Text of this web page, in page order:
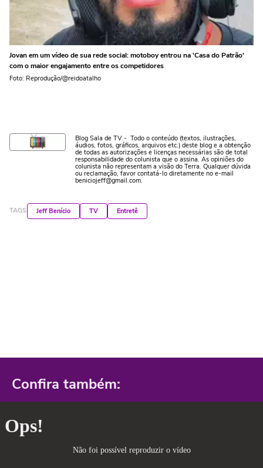
Jovan em um vídeo de sua rede social: motoboy entrou na 'Casa do Patrão'
com o maior engajamento entre os competidores
Foto: Reprodução/@reidoatalho
Blog Sala de TV - Todo o conteúdo (textos, ilustrações,
áudios, fotos, gráficos, arquivos etc.) deste blog e a obtenção
de todas as autorizações e licenças necessárias são de total
responsabilidade do colunista que o assina. As opiniões do
colunista não representam a visão do Terra. Qualquer dúvida
ou reclamação, favor contatá-lo diretamente no e-mail
beniciojeff@gmail.com.
TAGS Jeff Benício TV Entretê
Confira também: